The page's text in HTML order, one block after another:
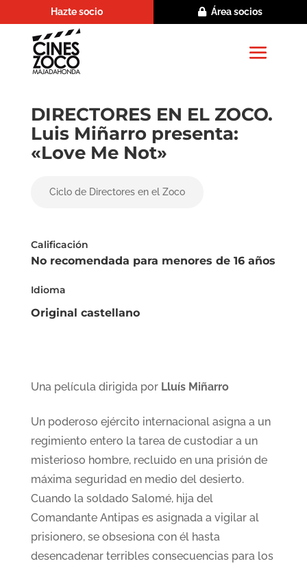
Hazte socio Área socios
DIRECTORES EN EL ZOCO.
Luis Miñarro presenta:
«Love Me Not»
Ciclo de Directores en el Zoco
Calificación
No recomendada para menores de 16 años
Idioma
Original castellano
Una película dirigida por Lluís Miñarro
Un poderoso ejército internacional asigna a un
regimiento entero la tarea de custodiar a un
misterioso hombre, recluido en una prisión de
máxima seguridad en medio del desierto.
Cuando la soldado Salomé, hija del
Comandante Antipas es asignada a vigilar al
prisionero, se obsesiona con él hasta
desencadenar terribles consecuencias para los